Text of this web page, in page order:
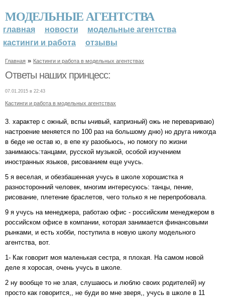
МОДЕЛЬНЫЕ АГЕНТСТВА
главная новости
модельные агентства
кастинги и работа
отзывы
Главная » Кастинги и работа в модельных агентствах
Ответы наших принцесс:
07.01.2015 в 22:43
Кастинги и работа в модельных агентствах
3. характер с ожный, вспы ьчивый, капризный) ожь не перевариваю)
настроение меняется по 100 раз на большому дню) но друга никогда
в беде не остав ю, в епе ку разобьюсь, но помогу по жизни
занимаюсь:танцами, русской музыкой, особой изучением
иностранных языков, рисованием еще учусь.
5 я веселая, и обезбашенная учусь в школе хорошистка я
разносторонний человек, многим интересуюсь: танцы, пение,
рисование, плетение браслетов, чего только я не перепробовала.
9 я учусь на менеджера, работаю офис - российским менеджером в
российском офисе в компании, которая занимается финансовыми
рынками, и есть хобби, поступила в новую школу модельного
агентства, вот.
1- Как говорит моя маленькая сестра, я плохая. На самом новой
деле я хоросая, очень учусь в школе.
2 ну вообще то не злая, слушаюсь и люблю своих родителей) ну
просто как говорится,, не буди во мне зверя,, учусь в школе в 11